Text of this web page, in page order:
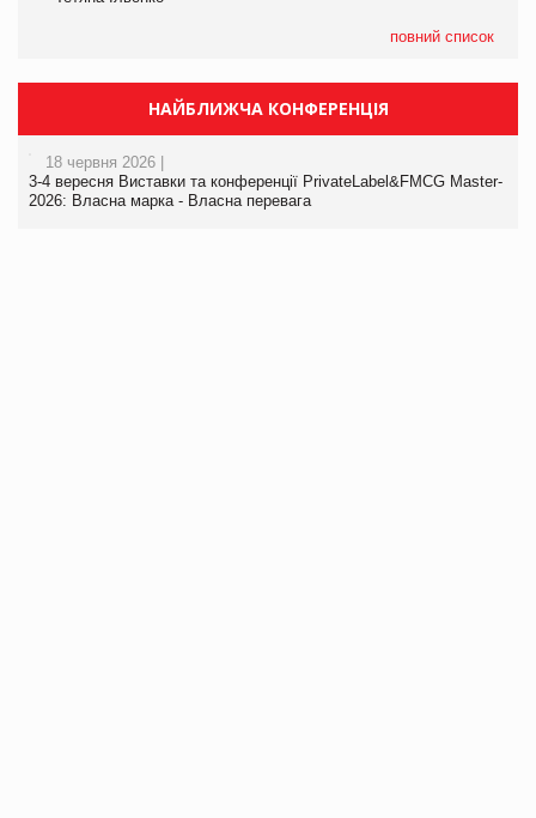
повний список
НАЙБЛИЖЧА КОНФЕРЕНЦІЯ
18 червня 2026 |
3-4 вересня Виставки та конференції PrivateLabel&FMCG Master-
2026: Власна марка - Власна перевага